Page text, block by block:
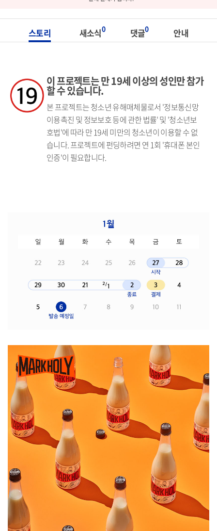
스토리 새소식0 댓글0 안내
이 프로젝트는 만 19세 이상의 성인만 참가
할 수 있습니다.
본 프로젝트는 청소년 유해매체물로서 '정보통신망
이용촉진 및 정보보호 등에 관한 법률' 및 '청소년보
호법'에 따라 만 19세 미만의 청소년이 이용할 수 없
습니다. 프로젝트에 펀딩하려면 연 1회 '휴대폰 본인
인증'이 필요합니다.